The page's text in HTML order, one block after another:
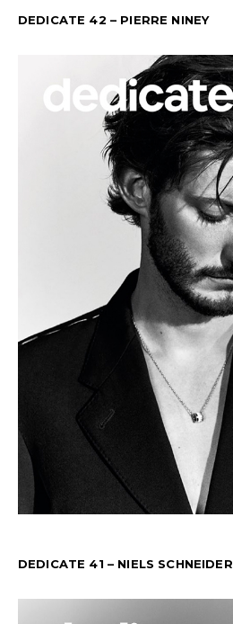
DEDICATE 42 – PIERRE NINEY
DEDICATE 41 – NIELS SCHNEIDER